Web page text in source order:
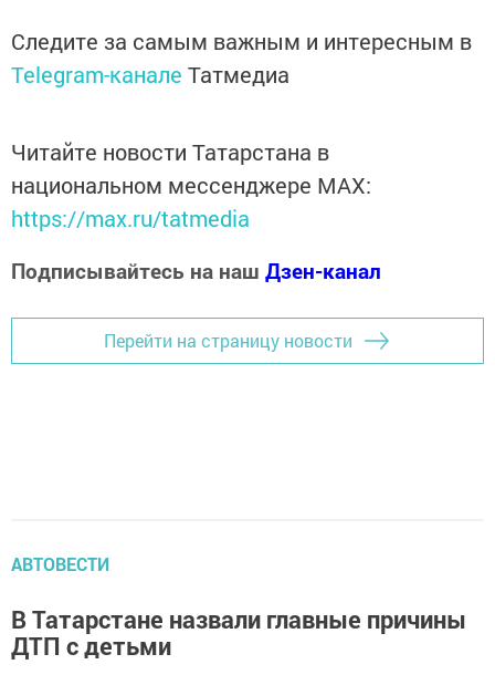
Следите за самым важным и интересным в
Telegram-канале Татмедиа
Читайте новости Татарстана в
национальном мессенджере MАХ:
https://max.ru/tatmedia
Подписывайтесь на наш Дзен-канал
Перейти на страницу новости
АВТОВЕСТИ
В Татарстане назвали главные причины
ДТП с детьми